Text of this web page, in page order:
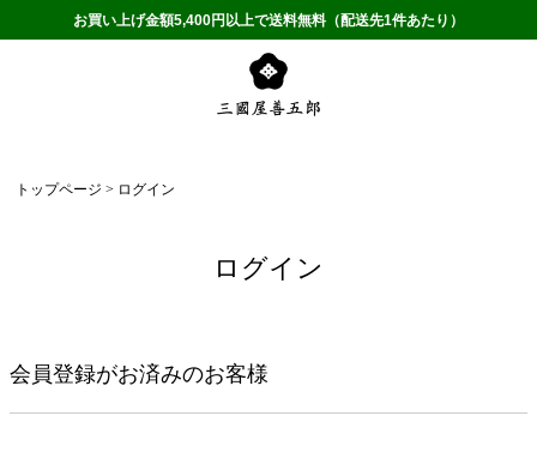
お買い上げ金額5,400円以上で送料無料（配送先1件あたり）
トップページ ログイン
ログイン
会員登録がお済みのお客様